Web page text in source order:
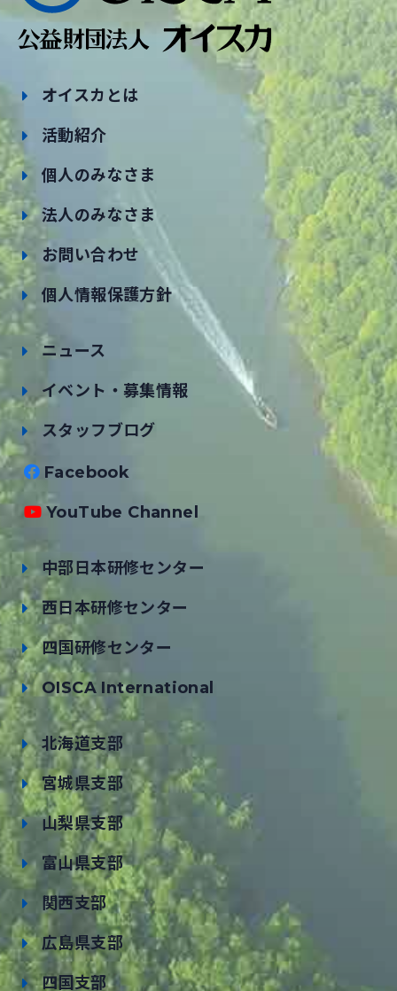
オイスカとは
活動紹介
個人のみなさま
法人のみなさま
お問い合わせ
個人情報保護方針
ニュース
イベント・募集情報
スタッフブログ
Facebook
YouTube Channel
中部日本研修センター
西日本研修センター
四国研修センター
OISCA International
北海道支部
宮城県支部
山梨県支部
富山県支部
関西支部
広島県支部
四国支部